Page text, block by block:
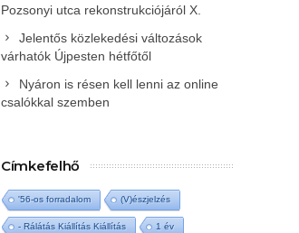
Pozsonyi utca rekonstrukciójáról X.
Jelentős közlekedési változások
várhatók Újpesten hétfőtől
Nyáron is résen kell lenni az online
csalókkal szemben
Címkefelhő
'56-os forradalom (V)észjelzés
- Rálátás Kiállítás Kiállítás 1 év